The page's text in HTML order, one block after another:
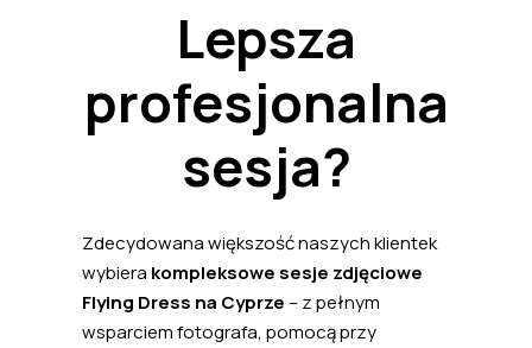
Lepsza
profesjonalna
sesja?
Zdecydowana większość naszych klientek
wybiera kompleksowe sesje zdjęciowe
Flying Dress na Cyprze – z pełnym
wsparciem fotografa, pomocą przy